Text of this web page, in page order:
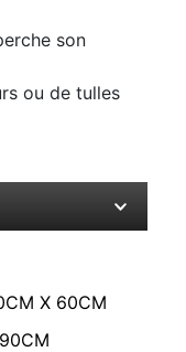
son
ou de tulles
X 60CM